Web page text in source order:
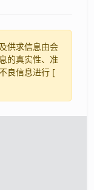
供求信息由会
的真实性、准
良信息进行 [